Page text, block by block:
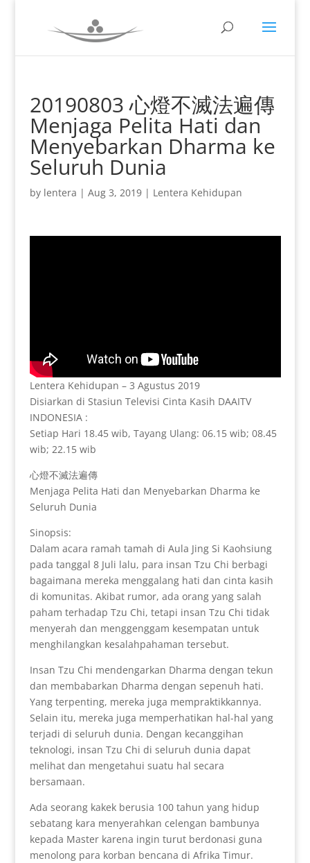
20190803 心燈不滅法遍傳
Menjaga Pelita Hati dan
Menyebarkan Dharma ke
Seluruh Dunia
by lentera | Aug 3, 2019| Lentera Kehidupan
Lentera Kehidupan – 3 Agustus 2019
Disiarkan di Stasiun Televisi Cinta Kasih DAAITV
INDONESIA :
Setiap Hari 18.45 wib, Tayang Ulang: 06.15 wib; 08.45
wib; 22.15 wib
心燈不滅法遍傳
Menjaga Pelita Hati dan Menyebarkan Dharma ke
Seluruh Dunia
Sinopsis:
Dalam acara ramah tamah di Aula Jing Si Kaohsiung
pada tanggal 8 Juli lalu, para insan Tzu Chi berbagi
bagaimana mereka menggalang hati dan cinta kasih
di komunitas. Akibat rumor, ada orang yang salah
paham terhadap Tzu Chi, tetapi insan Tzu Chi tidak
menyerah dan menggenggam kesempatan untuk
menghilangkan kesalahpahaman tersebut.
Insan Tzu Chi mendengarkan Dharma dengan tekun
dan membabarkan Dharma dengan sepenuh hati.
Yang terpenting, mereka juga mempraktikkannya.
Selain itu, mereka juga memperhatikan hal-hal yang
terjadi di seluruh dunia. Dengan kecanggihan
teknologi, insan Tzu Chi di seluruh dunia dapat
melihat dan mengetahui suatu hal secara
bersamaan.
Ada seorang kakek berusia 100 tahun yang hidup
sebatang kara menyerahkan celengan bambunya
kepada Master karena ingin turut berdonasi guna
menolong para korban bencana di Afrika Timur.